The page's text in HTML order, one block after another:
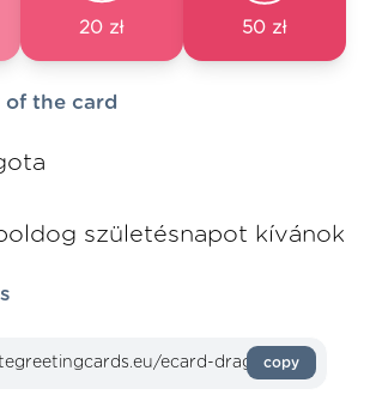
20 zł 50 zł
the card
születésnapot kívánok
copy